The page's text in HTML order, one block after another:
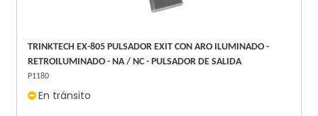
TRINKTECH EX-805 PULSADOR EXIT CON ARO ILUMINADO -
RETROILUMINADO - NA / NC - PULSADOR DE SALIDA
P1180
En tránsito